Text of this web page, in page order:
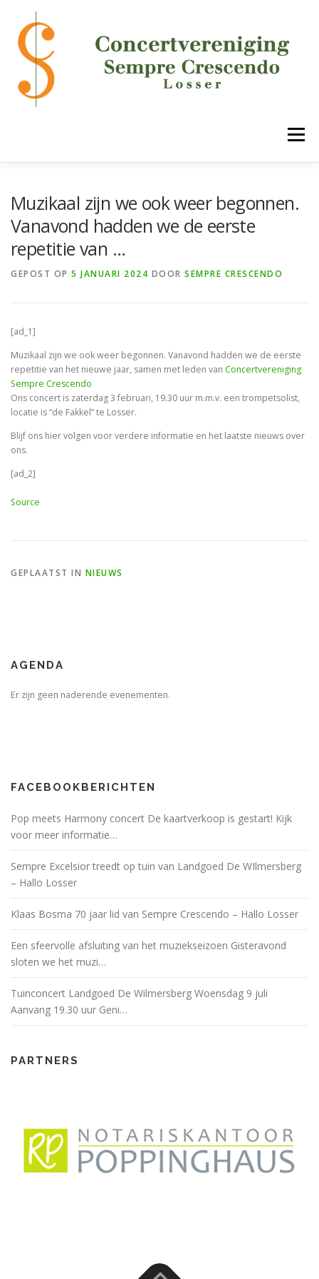
inhoud
Menu
AGENDA
Muzikaal zijn we ook weer begonnen.
Vanavond hadden we de eerste
repetitie van …
GEPOST OP 5 JANUARI 2024 DOOR SEMPRE CRESCENDO
[ad_1]
Muzikaal zijn we ook weer begonnen. Vanavond hadden we de eerste
repetitie van het nieuwe jaar, samen met leden van Concertvereniging
Sempre Crescendo
Ons concert is zaterdag 3 februari, 19.30 uur m.m.v. een trompetsolist,
locatie is “de Fakkel” te Losser.
Blijf ons hier volgen voor verdere informatie en het laatste nieuws over
ons.
[ad_2]
Source
GEPLAATST IN NIEUWS
AGENDA
Er zijn geen naderende evenementen.
FACEBOOKBERICHTEN
Pop meets Harmony concert De kaartverkoop is gestart! Kijk
voor meer informatie…
Sempre Excelsior treedt op tuin van Landgoed De WIlmersberg
– Hallo Losser
Klaas Bosma 70 jaar lid van Sempre Crescendo – Hallo Losser
Een sfeervolle afsluiting van het muziekseizoen Gisteravond
sloten we het muzi…
Tuinconcert Landgoed De Wilmersberg Woensdag 9 juli
Aanvang 19.30 uur Geni…
PARTNERS